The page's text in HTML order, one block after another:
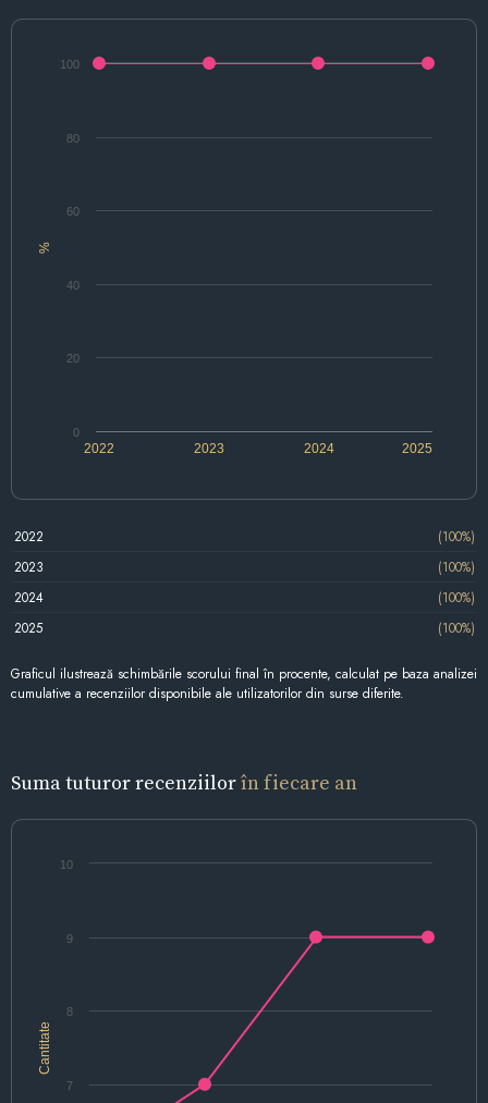
%
2022 2024
2023 2025
0
20
40
60
80
100
2022
(100%)
2023
(100%)
2024
(100%)
2025
(100%)
Graficul ilustrează schimbările scorului final în procente, calculat pe baza analizei
cumulative a recenziilor disponibile ale utilizatorilor din surse diferite.
Suma tuturor recenziilorîn fiecare an
Cantitate
7
8
9
10